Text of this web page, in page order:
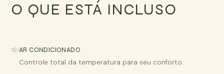
O QUE ESTÁ INCLUSO
AR CONDICIONADO
Controle total da temperatura para seu conforto.